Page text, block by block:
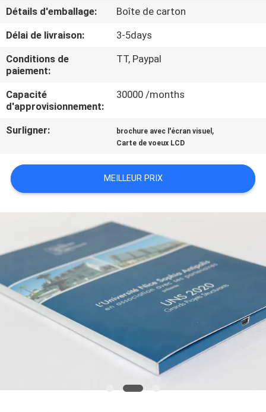
DE
QUALITÉ
CONTACTEZ-
NOUS
DEMANDEZ
CITATION
PLAN
SITE
PRIVACY
POLICY
Détails d'emballage:
Boîte de carton
Délai de livraison:
3-5days
Conditions de
paiement:
TT, Paypal
Capacité
d'approvisionnement:
30000 /months
Surligner: brochure avec l'écran visuel ,
Carte de voeux LCD
MEILLEUR PRIX